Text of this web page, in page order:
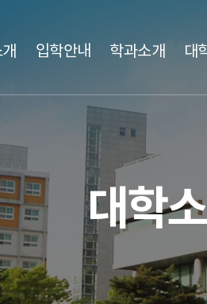
일송학원
건학이념 및 교
안전보건경영방침
입학안내
수시1차
편입학 모집
신입생 모집 일정
학사학위과정이란?
공지사항
학과소개
간호학부
치위생과
사회복지과
ACE인재융합학
디자인건축건설
대
학사소개
신입생 장학금
총학생회 소개
동아리 연합회
진로적성검사
역량진단
취업희망
기초 조사지
대학